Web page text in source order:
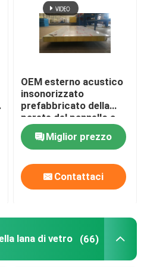
OEM esterno acustico
insonorizzato
prefabbricato della
parete del pannello a
sandwich
Miglior prezzo
Contattaci
lana di vetro (66)